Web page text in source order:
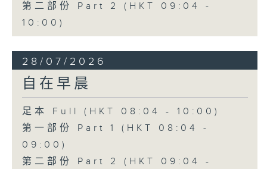
第二部份 Part 2 (HKT 09:04 -
10:00)
28/07/2026
自在早晨
足本 Full (HKT 08:04 - 10:00)
第一部份 Part 1 (HKT 08:04 -
09:00)
第二部份 Part 2 (HKT 09:04 -